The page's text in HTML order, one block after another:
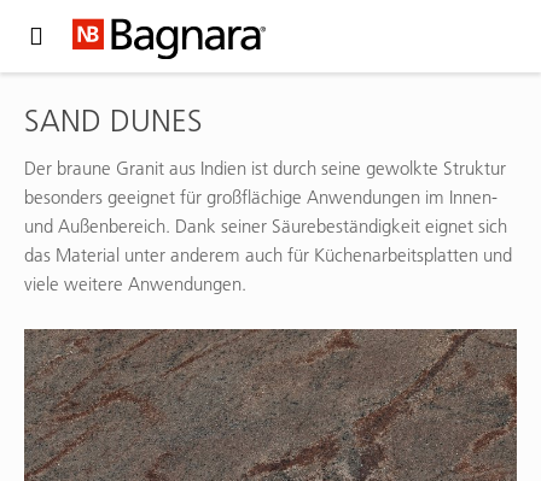
SAND DUNES
Der braune Granit aus Indien ist durch seine gewolkte Struktur
besonders geeignet für großflächige Anwendungen im Innen-
und Außenbereich. Dank seiner Säurebeständigkeit eignet sich
das Material unter anderem auch für Küchenarbeitsplatten und
viele weitere Anwendungen.